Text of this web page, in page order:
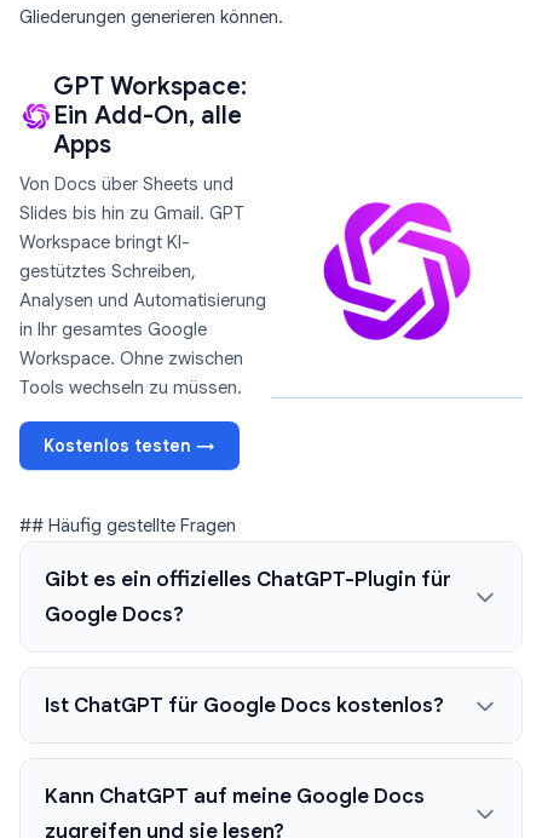
Gliederungen generieren können.
GPT Workspace:
Ein Add-On, alle
Apps
Von Docs über Sheets und
Slides bis hin zu Gmail. GPT
Workspace bringt KI-
gestütztes Schreiben,
Analysen und Automatisierung
in Ihr gesamtes Google
Workspace. Ohne zwischen
Tools wechseln zu müssen.
Kostenlos testen →
## Häufig gestellte Fragen
Gibt es ein offizielles ChatGPT-Plugin für
Google Docs?
Ist ChatGPT für Google Docs kostenlos?
Kann ChatGPT auf meine Google Docs
zugreifen und sie lesen?